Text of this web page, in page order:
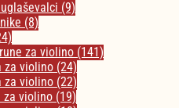
(9)
(8)
za violino (141)
za violino (24)
za violino (22)
za violino (19)